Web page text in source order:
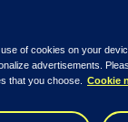
of cookies on your
advertisements.
that you choose.
Cookie